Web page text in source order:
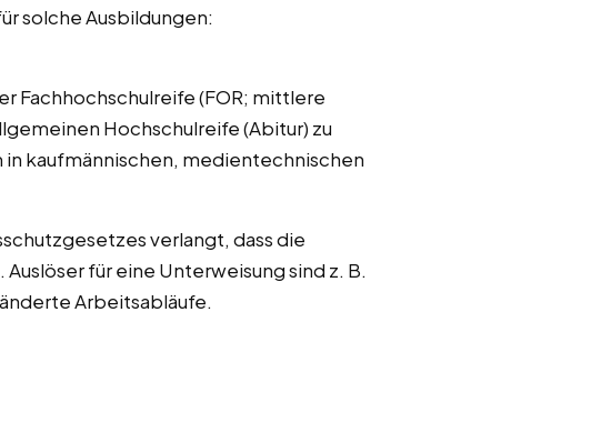
solche Ausbildungen:
Fachhochschulreife (FOR; mittlere
Hochschulreife (Abitur) zu
kaufmännischen, medientechnischen
verlangt, dass die
für eine Unterweisung sind z. B.
Arbeitsabläufe.